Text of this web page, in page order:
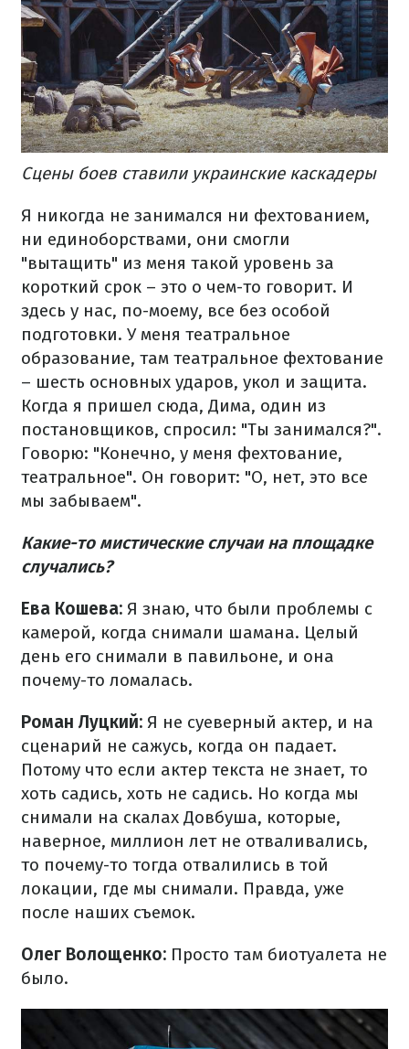
Сцены боев ставили украинские каскадеры
Я никогда не занимался ни фехтованием,
ни единоборствами, они смогли
"вытащить" из меня такой уровень за
короткий срок – это о чем-то говорит. И
здесь у нас, по-моему, все без особой
подготовки. У меня театральное
образование, там театральное фехтование
– шесть основных ударов, укол и защита.
Когда я пришел сюда, Дима, один из
постановщиков, спросил: "Ты занимался?".
Говорю: "Конечно, у меня фехтование,
театральное". Он говорит: "О, нет, это все
мы забываем".
Какие-то мистические случаи на площадке
случались?
Ева Кошева: Я знаю, что были проблемы с
камерой, когда снимали шамана. Целый
день его снимали в павильоне, и она
почему-то ломалась.
Роман Луцкий: Я не суеверный актер, и на
сценарий не сажусь, когда он падает.
Потому что если актер текста не знает, то
хоть садись, хоть не садись. Но когда мы
снимали на скалах Довбуша, которые,
наверное, миллион лет не отваливались,
то почему-то тогда отвалились в той
локации, где мы снимали. Правда, уже
после наших съемок.
Олег Волощенко: Просто там биотуалета не
было.